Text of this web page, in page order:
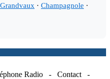
· Champagnole ·
Radio - Contact -